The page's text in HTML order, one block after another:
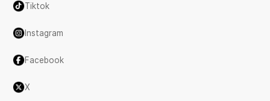
Tiktok
Instagram
Facebook
X